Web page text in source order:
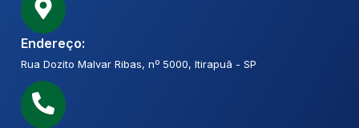
Endereço:
Rua Dozito Malvar Ribas, nº 5000, Itirapuã - SP